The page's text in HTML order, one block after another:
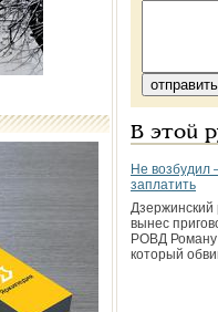
В этой
Не возбудил
заплатить
вынес
РОВД Роману
который